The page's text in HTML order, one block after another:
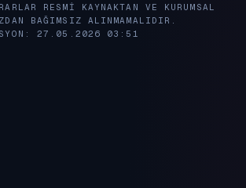
RESMI KAYNAKTAN VE KURUMSAL
BAĞIMSIZ ALINMAMALIDIR.
27.05.2026 03:51